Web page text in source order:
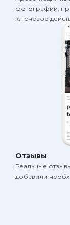
фотографии,
ключевое
Отзывы
Реальные
добавили